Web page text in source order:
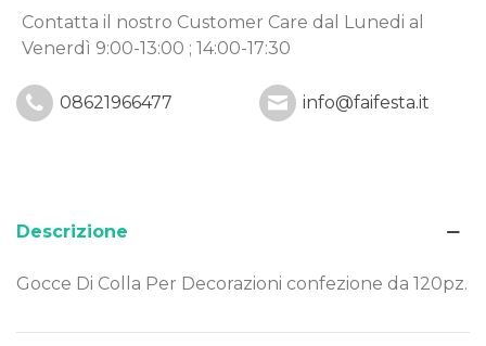
Contatta il nostro Customer Care dal Lunedi al
Venerdì 9:00-13:00 ; 14:00-17:30
08621966477 info@faifesta.it
Descrizione
Gocce Di Colla Per Decorazioni confezione da 120pz.